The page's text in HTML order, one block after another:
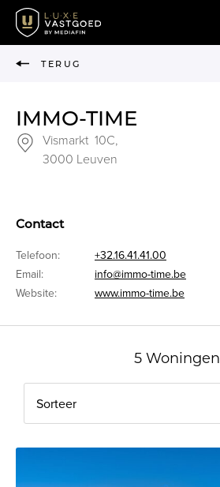
TERUG
IMMO-TIME
Vismarkt 10C,
3000 Leuven
Contact
Telefoon:
+32.16.41.41.00
Email:
info@immo-time.be
Website:
www.immo-time.be
5 Woningen
Sorteer